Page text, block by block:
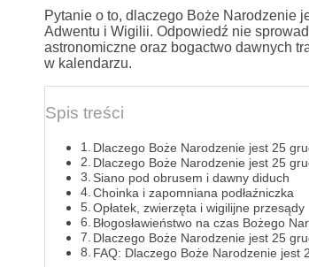
Pytanie o to, dlaczego Boże Narodzenie
Adwentu i Wigilii. Odpowiedź nie
astronomiczne oraz bogactwo dawnych
w kalendarzu.
Spis treści
Dlaczego Boże Narodzenie jest 25
Dlaczego Boże Narodzenie jest 25
Siano pod obrusem i dawny diduch
Choinka i zapomniana podłaźniczka
Opłatek, zwierzęta i wigilijne przesądy
Błogosławieństwo na czas Bożego
Dlaczego Boże Narodzenie jest 25
FAQ: Dlaczego Boże Narodzenie jest